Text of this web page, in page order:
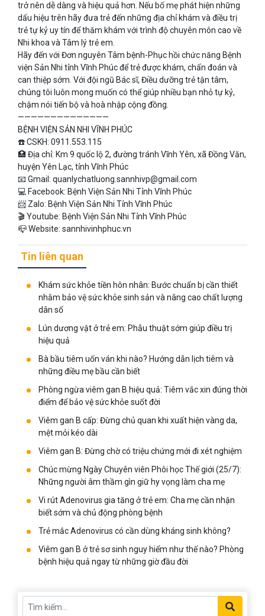
trở nên dễ dàng và hiệu quả hơn. Nếu bố mẹ phát hiện những
dấu hiệu trên hãy đưa trẻ đến những địa chỉ khám và điều trị
trẻ tự kỷ uy tín để thăm khám với trình độ chuyên môn cao về
Nhi khoa và Tâm lý trẻ em.
Hãy đến với Đơn nguyên Tâm bệnh-Phục hồi chức năng Bệnh
viện Sản Nhi tỉnh Vĩnh Phúc để trẻ được khám, chẩn đoán và
can thiệp sớm. Với đội ngũ Bác sĩ, Điều dưỡng trẻ tận tâm,
chúng tôi luôn mong muốn có thể giúp nhiều bạn nhỏ tự kỷ,
chậm nói tiến bộ và hoà nhập cộng đồng.
——————————————
BỆNH VIỆN SẢN NHI VĨNH PHÚC
☎️ CSKH: 0911.553.115
🏥 Địa chỉ: Km 9 quốc lộ 2, đường tránh Vĩnh Yên, xã Đồng Văn,
huyện Yên Lạc, tỉnh Vĩnh Phúc
📧 Gmail: quanlychatluong.sannhivp@gmail.com
💻 Facebook: Bệnh Viện Sản Nhi Tỉnh Vĩnh Phúc
📨 Zalo: Bệnh Viện Sản Nhi Tỉnh Vĩnh Phúc
🎬 Youtube: Bệnh Viện Sản Nhi Tỉnh Vĩnh Phúc
📪 Website: sannhivinhphuc.vn
Tin liên quan
Khám sức khỏe tiền hôn nhân: Bước chuẩn bị cần thiết
nhằm bảo vệ sức khỏe sinh sản và nâng cao chất lượng
dân số
Lún dương vật ở trẻ em: Phẫu thuật sớm giúp điều trị
hiệu quả
Bà bầu tiêm uốn ván khi nào? Hướng dẫn lịch tiêm và
những điều mẹ bầu cần biết
Phòng ngừa viêm gan B hiệu quả: Tiêm vắc xin đúng thời
điểm để bảo vệ sức khỏe suốt đời
Viêm gan B cấp: Đừng chủ quan khi xuất hiện vàng da,
mệt mỏi kéo dài
Viêm gan B: Đừng chờ có triệu chứng mới đi xét nghiệm
Chúc mừng Ngày Chuyên viên Phôi học Thế giới (25/7):
Những người âm thầm gìn giữ hy vọng làm cha mẹ
Vi rút Adenovirus gia tăng ở trẻ em: Cha mẹ cần nhận
biết sớm và chủ động phòng bệnh
Trẻ mắc Adenovirus có cần dùng kháng sinh không?
Viêm gan B ở trẻ sơ sinh nguy hiểm như thế nào? Phòng
bệnh hiệu quả ngay từ những giờ đầu đời